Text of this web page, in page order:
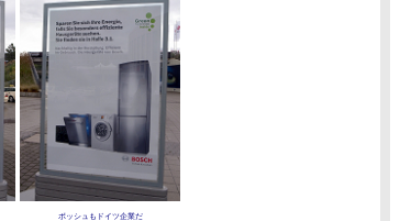
ボッシュもドイツ企業だ